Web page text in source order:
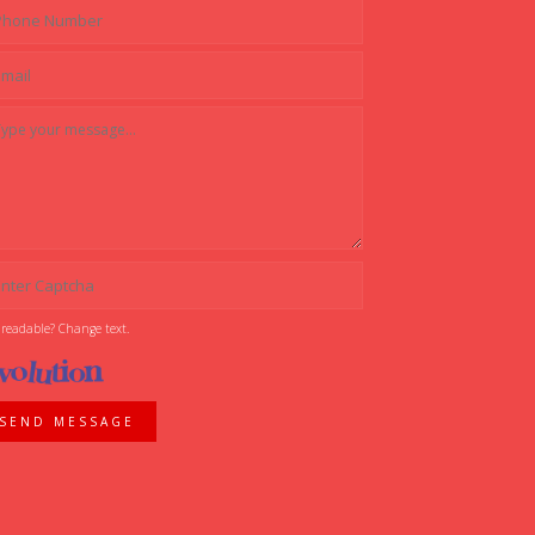
Change text.
SEND MESSAGE